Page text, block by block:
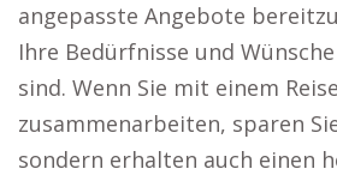
angepasste Angebote
Ihre Bedürfnisse und
sind. Wenn Sie mit einem
zusammenarbeiten, sparen
sondern erhalten auch einen